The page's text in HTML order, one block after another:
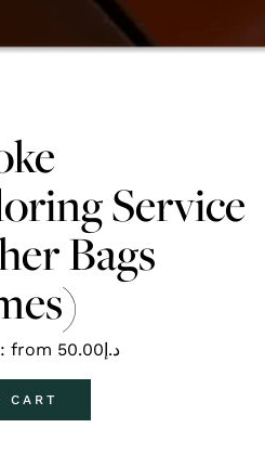
Service
Bags
from د.إ50.00
CART